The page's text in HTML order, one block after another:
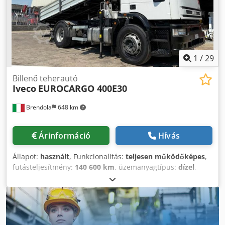
(Treviso)
1 /29
Brendola 648 km
Billenő teherautó
Iveco EUROCARGO 400E30
Árinformáció Hívás
Állapot: használt, Funkcionalitás: teljesen működőképes,
futásteljesítmény: 140 600 km, üzemanyagtípus: dízel,
, üzemanyag:
vezetőfülke:nappali fülke, kibocsátási osztály:euro2,
ülések száma:3, Gyártási év: 1997, Felszereltség:daru,
IVECO EUROCARGO 400E30 Dwjdpfszq D Svsx Ahlea 4x2 –
Gyártási év: 1997 DIZEL/ Euro 2 Futott kilométer: 140 600